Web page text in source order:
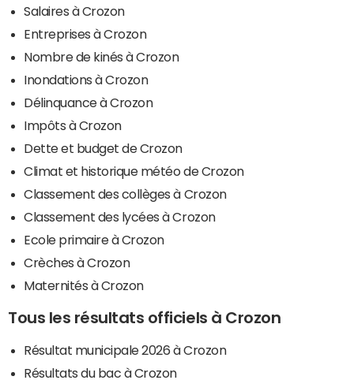
Salaires à Crozon
Entreprises à Crozon
Nombre de kinés à Crozon
Inondations à Crozon
Délinquance à Crozon
Impôts à Crozon
Dette et budget de Crozon
Climat et historique météo de Crozon
Classement des collèges à Crozon
Classement des lycées à Crozon
Ecole primaire à Crozon
Crèches à Crozon
Maternités à Crozon
Tous les résultats officiels à Crozon
Résultat municipale 2026 à Crozon
Résultats du bac à Crozon